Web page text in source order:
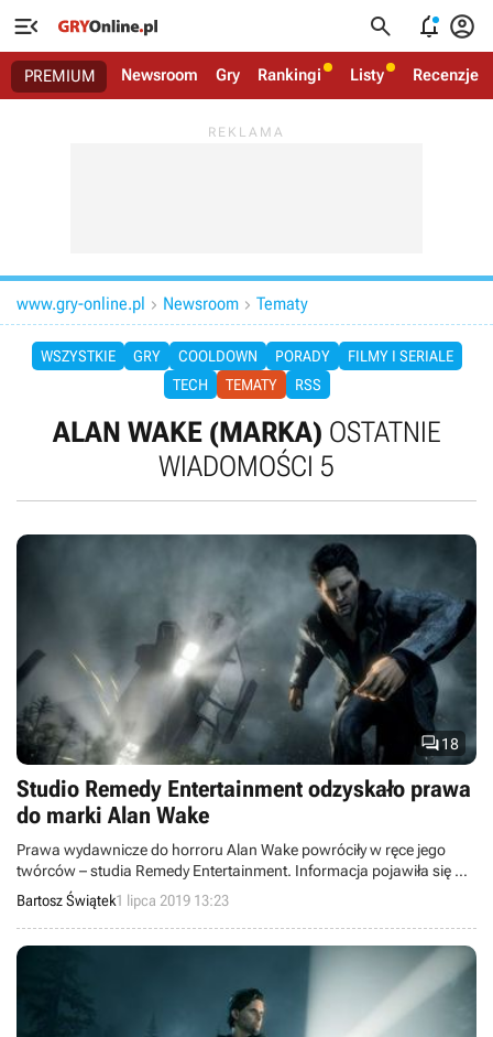
   
PREMIUM Newsroom Gry Rankingi Listy Recenzje
www.gry-online.pl  Newsroom  Tematy
WSZYSTKIE GRY COOLDOWN PORADY
FILMY I SERIALE
TECH
TEMATY RSS
ALAN WAKE (MARKA) OSTATNIE
WIADOMOŚCI 5
18
Studio Remedy Entertainment odzyskało prawa
do marki Alan Wake
Prawa wydawnicze do horroru Alan Wake powróciły w ręce jego
twórców – studia Remedy Entertainment. Informacja pojawiła się w
komunikacie dotyczącym zysków z tantiem. Wcześniej za markę
odpowiadała firma Microsoft.
Bartosz Świątek1 lipca 2019 13:23